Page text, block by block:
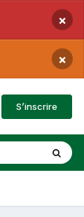
×
×
S’inscrire